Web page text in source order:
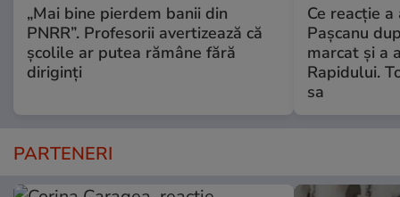
„Mai bine pierdem banii din
PNRR”. Profesorii avertizează că
școlile ar putea rămâne fără
diriginți
Ce reacție
Pașcanu
marcat și a
Rapidului.
sa
PARTENERI